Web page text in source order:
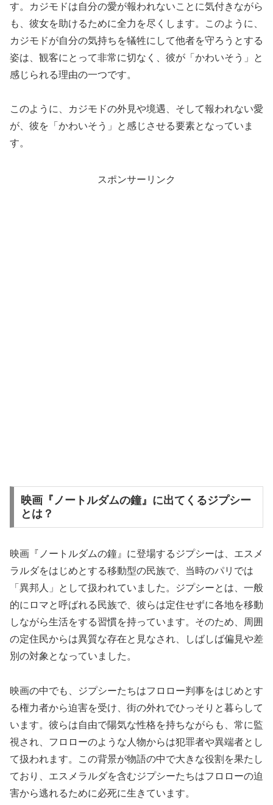
す。カジモドは自分の愛が報われないことに気付きながら
も、彼女を助けるために全力を尽くします。このように、
カジモドが自分の気持ちを犠牲にして他者を守ろうとする
姿は、観客にとって非常に切なく、彼が「かわいそう」と
感じられる理由の一つです。
このように、カジモドの外見や境遇、そして報われない愛
が、彼を「かわいそう」と感じさせる要素となっていま
す。
スポンサーリンク
映画『ノートルダムの鐘』に出てくるジプシー
とは？
映画『ノートルダムの鐘』に登場するジプシーは、エスメ
ラルダをはじめとする移動型の民族で、当時のパリでは
「異邦人」として扱われていました。ジプシーとは、一般
的にロマと呼ばれる民族で、彼らは定住せずに各地を移動
しながら生活をする習慣を持っています。そのため、周囲
の定住民からは異質な存在と見なされ、しばしば偏見や差
別の対象となっていました。
映画の中でも、ジプシーたちはフロロー判事をはじめとす
る権力者から迫害を受け、街の外れでひっそりと暮らして
います。彼らは自由で陽気な性格を持ちながらも、常に監
視され、フロローのような人物からは犯罪者や異端者とし
て扱われます。この背景が物語の中で大きな役割を果たし
ており、エスメラルダを含むジプシーたちはフロローの迫
害から逃れるために必死に生きています。